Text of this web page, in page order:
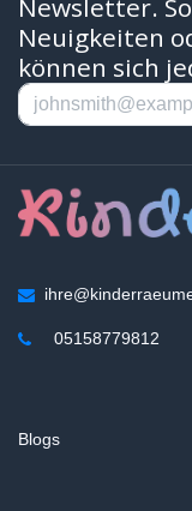
Newsletter.
Neuigkeiten
können sich
05158779812
Blogs